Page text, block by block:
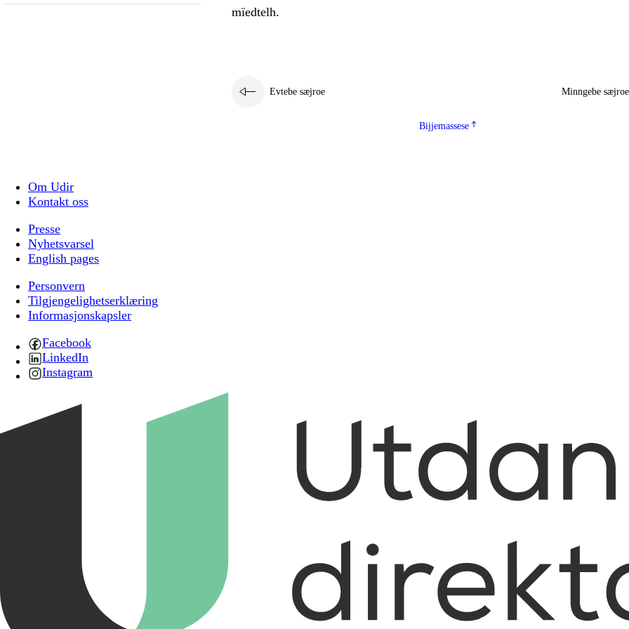
mïedtelh.
Evtebe sæjroe Minngebe sæjroe
Bijjemassese
Om Udir
Kontakt oss
Presse
Nyhetsvarsel
English pages
Personvern
Tilgjengelighetserklæring
Informasjonskapsler
Facebook
LinkedIn
Instagram